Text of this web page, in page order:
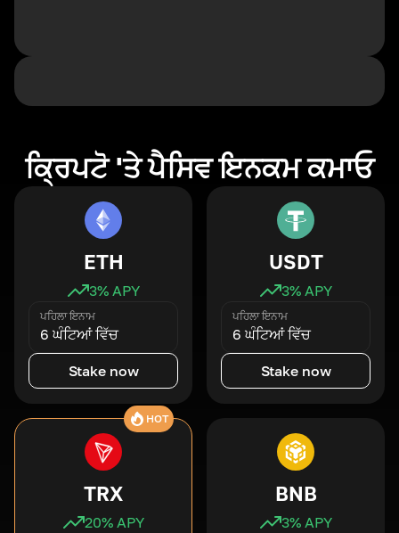
ਕ੍ਰਿਪਟੋ 'ਤੇ ਪੈਸਿਵ ਇਨਕਮ ਕਮਾਓ
ETH
3% APY
ਪਹਿਲਾ ਇਨਾਮ
6 ਘੰਟਿਆਂ ਵਿੱਚ
Stake now
USDT
3% APY
ਪਹਿਲਾ ਇਨਾਮ
6 ਘੰਟਿਆਂ ਵਿੱਚ
Stake now
HOT
TRX
20% APY
BNB
3% APY